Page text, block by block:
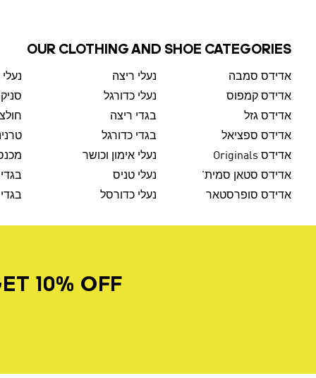
OUR CLOTHING AND SHOE CATEGORIES
אדידס סמבה נעלי ריצה
אדידס קמפוס
נעלי כדורגל
אדידס גזל
בגדי ריצה
אדידס ספציאל
בגדי כדורגל
אדידס Originals
נעלי אימון וכושר
אדידס סטאן סמית'
נעלי טניס
אדידס סופרסטאר
נעלי כדורסל
10% OFF